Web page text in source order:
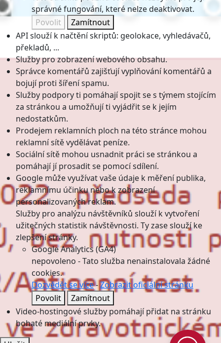
správné fungování, které nelze deaktivovat.
Povolit
Zamítnout
API slouží k načtění skriptů: geolokace, vyhledávačů,
překladů, ...
Služby pro zobrazení webového obsahu.
Správce komentářů zajišťují vyplňování komentářů a
bojují proti šíření spamu.
Služby podpory ti pomáhají spojit se s týmem stojícím
za stránkou a umožňují ti vyjádřit se k jejím
nedostatkům.
Prodejem reklamních ploch na této stránce mohou
reklamní sítě vydělávat peníze.
Sociální sítě mohou usnadnit práci se stránkou a
pomáhají jí prosadit se pomocí sdílení.
Google může využívat vaše údaje k měření publika,
reklamnímu účinku nebo k zobrazení
personalizovaných reklam.
Služby pro analýzu návštěvníků slouží k vytvoření
užitečných statistik návštěvnosti. Ty zase slouží ke
zlepšení stránky.
Google Analytics (GA4)
nepovoleno -Tato služba nenainstalovala žádné
cookies.
Dozvědět se více-Zobrazit oficiální stránku
Povolit
Zamítnout
Video-hostingové služby pomáhají přidat na stránku
bohaté mediální prvky.